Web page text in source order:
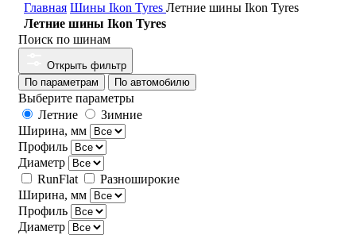
Главная Шины Ikon Tyres Летние шины Ikon Tyres
Летние шины Ikon Tyres
Поиск по шинам
Открыть фильтр
По параметрам
По автомобилю
Выберите параметры
Летние
Зимние
Ширина, мм
Профиль
Диаметр
RunFlat
Разноширокие
Ширина, мм
Профиль
Диаметр